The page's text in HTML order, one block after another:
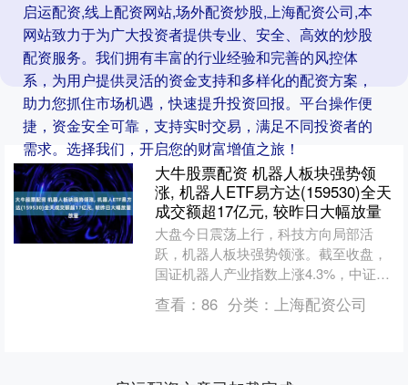
启运配资,线上配资网站,场外配资炒股,上海配资公司,本
网站致力于为广大投资者提供专业、安全、高效的炒股
配资服务。我们拥有丰富的行业经验和完善的风控体
系，为用户提供灵活的资金支持和多样化的配资方案，
助力您抓住市场机遇，快速提升投资回报。平台操作便
捷，资金安全可靠，支持实时交易，满足不同投资者的
需求。选择我们，开启您的财富增值之旅！
大牛股票配资 机器人板块强势领
涨, 机器人ETF易方达(159530)全天
成交额超17亿元, 较昨日大幅放量
大盘今日震荡上行，科技方向局部活
跃，机器人板块强势领涨。截至收盘，
国证机器人产业指数上涨4.3%，中证智
能电动汽车指数上涨1.3%，中证消费电
子主题指数上涨0.....
查看： 86 分类： 上海配资公司